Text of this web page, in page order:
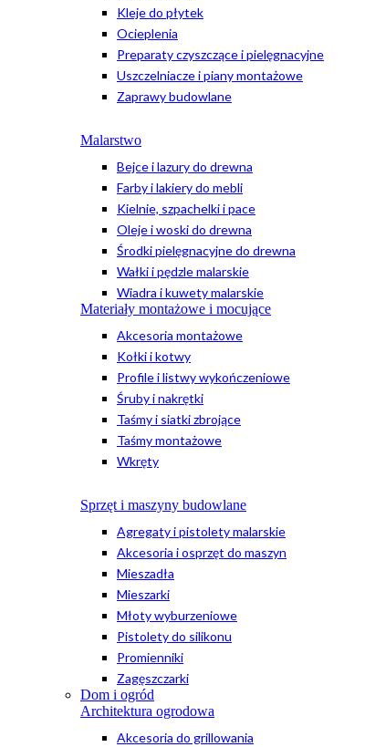
Kleje do płytek
Ocieplenia
Preparaty czyszczące i pielęgnacyjne
Uszczelniacze i piany montażowe
Zaprawy budowlane
Malarstwo
Bejce i lazury do drewna
Farby i lakiery do mebli
Kielnie, szpachelki i pace
Oleje i woski do drewna
Środki pielęgnacyjne do drewna
Wałki i pędzle malarskie
Wiadra i kuwety malarskie
Materiały montażowe i mocujące
Akcesoria montażowe
Kołki i kotwy
Profile i listwy wykończeniowe
Śruby i nakrętki
Taśmy i siatki zbrojące
Taśmy montażowe
Wkręty
Sprzęt i maszyny budowlane
Agregaty i pistolety malarskie
Akcesoria i osprzęt do maszyn
Mieszadła
Mieszarki
Młoty wyburzeniowe
Pistolety do silikonu
Promienniki
Zagęszczarki
Dom i ogród
Architektura ogrodowa
Akcesoria do grillowania